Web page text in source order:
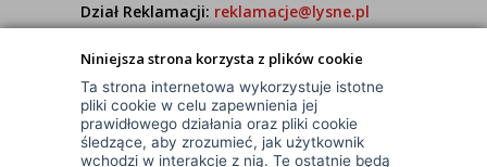
Niniejsza strona korzysta z plików cookie
Ta strona internetowa wykorzystuje istotne
pliki cookie w celu zapewnienia jej
prawidłowego działania oraz pliki cookie
śledzące, aby zrozumieć, jak użytkownik
wchodzi w interakcje z nią. Te ostatnie będą
Dział Reklamacji: reklamacje@lysne.pl
7:00 - 15:00